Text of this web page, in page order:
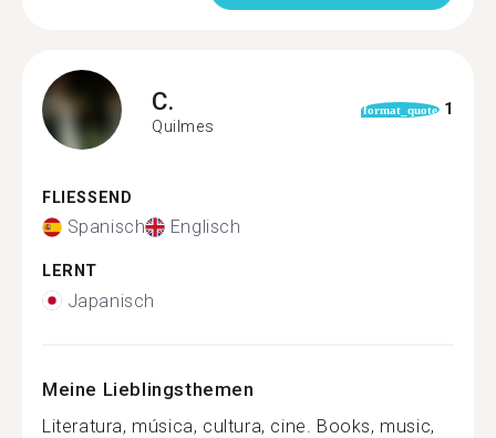
C.
Quilmes
format_quote 1
FLIESSEND
Spanisch Englisch
LERNT
Japanisch
Meine Lieblingsthemen
Literatura, música, cultura, cine. Books, music,